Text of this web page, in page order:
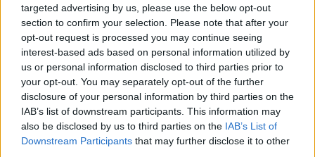
targeted advertising by us, please use the below opt-out
section to confirm your selection. Please note that after your
opt-out request is processed you may continue seeing
interest-based ads based on personal information utilized by
us or personal information disclosed to third parties prior to
your opt-out. You may separately opt-out of the further
disclosure of your personal information by third parties on the
IAB’s list of downstream participants. This information may
also be disclosed by us to third parties on the IAB’s List of
Downstream Participants that may further disclose it to other
Kultura
Fesťáczek Presents poprvé míří do
Lesního divadla Skalka. Nabídne hudbu,
divadlo i tvořivé dílny